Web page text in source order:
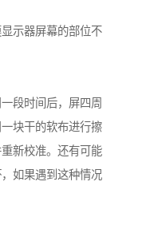
示器屏幕的部位不
段时间后，屏四周
块干的软布进行擦
新校准。还有可能
如果遇到这种情况